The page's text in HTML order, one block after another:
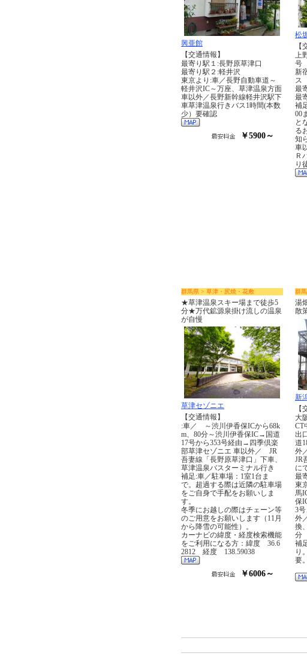
興亜館
【交通情報】
最寄り駅１:長野原草津口
最寄り駅２:軽井沢
東京より:車／長野自動車道～
軽井沢IC～万座、草津温泉方面
車以外／長野新幹線軽井沢駅下
車草津温泉行きバス1時間(本数
少）要確認
￥5900～
松
【
上
号
新
ス
最
最
補
00
と
る
知
車
Ｒ
り
群馬県 > 草津・尻焼・花敷
★草津温泉スキー場まで徒歩5
分★万代鉱源泉掛け流しの温泉
が自慢
草津セゾニエ
【交通情報】
:車／ ～渋川伊香保ICから68k
m、80分～渋川伊香保IC→国道
17号から353号経由→四季倶楽
部草津セゾニエ 車以外／ JR
吾妻線「長野原草津口」下車、
草津温泉バスターミナル行き
補足:車／駐車場：1室1台ま
で。超過する際は近隣の駐車場
をご自身で手配をお願いしま
す。
冬季にお越しの際はチェーン等
のご用意をお願いします（11月
から降雪の可能性）。
カーナビの緯度・経度検索機能
をご利用になる方：緯度 36.6
2812 経度 138.59038
￥6006～
群
湯
散
新
【
大
CT
出
道
外
JR
に
最
東
馬
保
3
外
換
分
補
り
要。